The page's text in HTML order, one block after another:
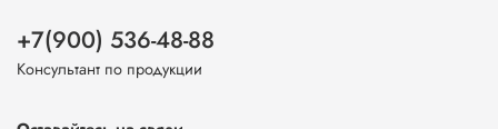
+7(900) 536-48-88
Консультант по продукции